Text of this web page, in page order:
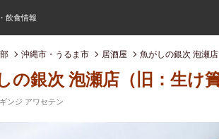
飲食情報
沖縄市・うるま市 居酒屋 魚がしの銀次 泡瀬
の銀次 泡瀬店（旧：生け
ンジ アワセテン